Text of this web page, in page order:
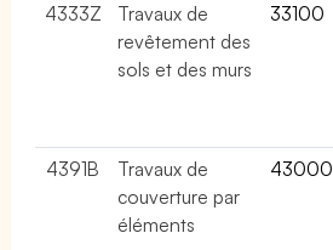
4333Z
Travaux de
revêtement des
sols et des murs
33100
4391B
Travaux de
couverture par
éléments
43000